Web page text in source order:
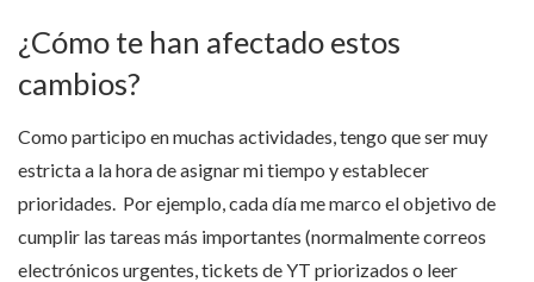
¿Cómo te han afectado estos
cambios?
Como participo en muchas actividades, tengo que ser muy
estricta a la hora de asignar mi tiempo y establecer
prioridades. Por ejemplo, cada día me marco el objetivo de
cumplir las tareas más importantes (normalmente correos
electrónicos urgentes, tickets de YT priorizados o leer